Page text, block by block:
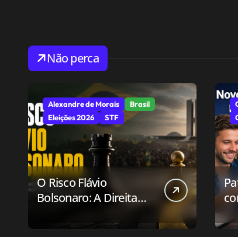
Não perca
Alexandre de Morais
Brasil
Eleições 2026
STF
O Risco Flávio
Bolsonaro: A Direita
Vencer ou Apenas em